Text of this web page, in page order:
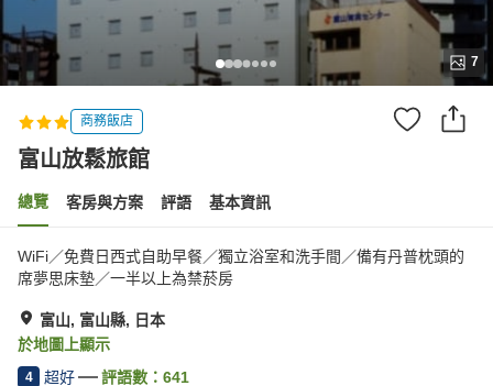
7
商務飯店
富山放鬆旅館
總覽 客房與方案 評語 基本資訊
WiFi／免費日西式自助早餐／獨立浴室和洗手間／備有丹普枕頭的
席夢思床墊／一半以上為禁菸房
富山, 富山縣, 日本
於地圖上顯示
4 超好 評語數： 641